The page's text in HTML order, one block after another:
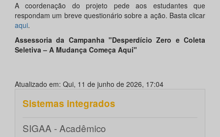
A coordenação do projeto pede aos estudantes que
respondam um breve questionário sobre a ação. Basta clicar
aqui.
Assessoriada Campanha "Desperdício Zero e Coleta
Seletiva – A Mudança Começa Aqui"
Atualizado em: Qui, 11 de junho de 2026, 17:04
Sistemas integrados
SIGAA - Acadêmico